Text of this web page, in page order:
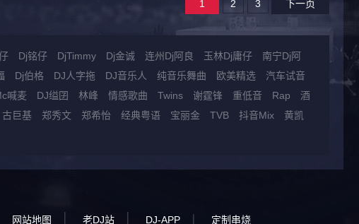
1 2 3 下一页
Dj铭仔 DjTimmy Dj金诚 连州Dj阿良 玉林Dj庸仔
南宁Dj阿
Dj伯格 DJ人字拖 DJ音乐人 纯音乐舞曲 欧美精选
汽车试音
喊麦 DJ缢囝 林峰 情感歌曲 Twins 谢霆锋 重低音 Rap
酒
古巨基 郑秀文 郑希怡 经典粤语 宝丽金 TVB 抖音Mix
黄凯
网站地图 老DJ站 DJ-APP 定制串烧